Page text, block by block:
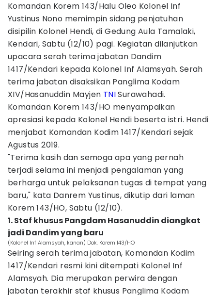
Komandan Korem 143/Halu Oleo Kolonel Inf
Yustinus Nono memimpin sidang penjatuhan
disipilin Kolonel Hendi, di Gedung Aula Tamalaki,
Kendari, Sabtu (12/10) pagi. Kegiatan dilanjutkan
upacara serah terima jabatan Dandim
1417/Kendari kepada Kolonel Inf Alamsyah. Serah
terima jabatan disaksikan Panglima Kodam
XIV/Hasanuddin Mayjen TNISurawahadi.
Komandan Korem 143/HO menyampaikan
apresiasi kepada Kolonel Hendi beserta istri. Hendi
menjabat Komandan Kodim 1417/Kendari sejak
Agustus 2019.
"Terima kasih dan semoga apa yang pernah
terjadi selama ini menjadi pengalaman yang
berharga untuk pelaksanan tugas di tempat yang
baru," kata Danrem Yustinus, dikutip dari laman
Korem 143/HO, Sabtu (12/10).
1. Staf khusus Pangdam Hasanuddin diangkat
jadi Dandim yang baru
(Kolonel Inf Alamsyah, kanan) Dok. Korem 143/HO
Seiring serah terima jabatan, Komandan Kodim
1417/Kendari resmi kini ditempati Kolonel Inf
Alamsyah. Dia merupakan perwira dengan
jabatan terakhir staf khusus Panglima Kodam